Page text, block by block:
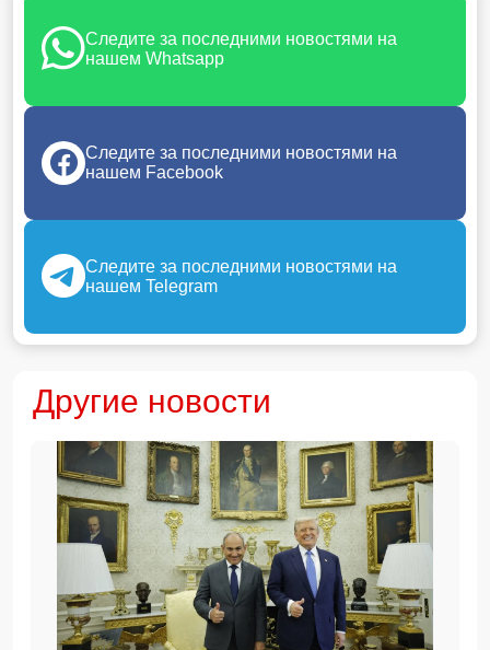
Следите за последними новостями на
нашем Whatsapp
Следите за последними новостями на
нашем Facebook
Следите за последними новостями на
нашем Telegram
Другие новости